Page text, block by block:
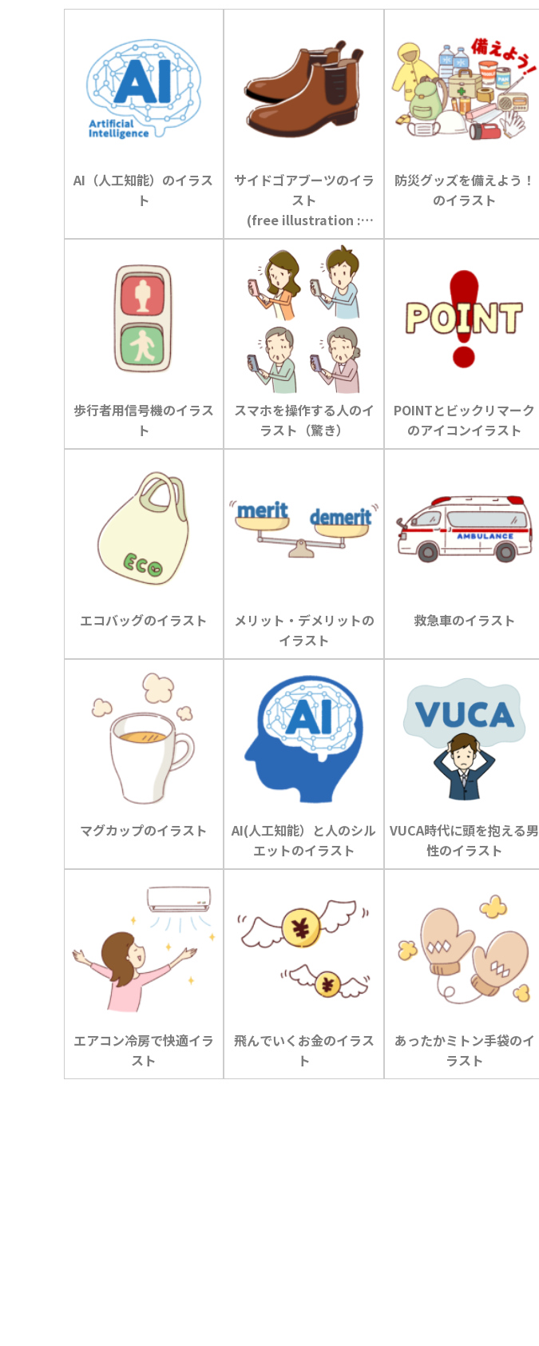
AI（人工知能）のイラス
ト
サイドゴアブーツのイラ
スト
(free illustration :
sidegore boots)
防災グッズを備えよう！
のイラスト
歩行者用信号機のイラス
ト
スマホを操作する人のイ
ラスト（驚き）
POINTとビックリマーク
のアイコンイラスト
エコバッグのイラスト
メリット・デメリットの
イラスト
救急車のイラスト
マグカップのイラスト
AI(人工知能）と人のシル
エットのイラスト
VUCA時代に頭を抱える男
性のイラスト
エアコン冷房で快適イラ
スト
飛んでいくお金のイラス
ト
あったかミトン手袋のイ
ラスト